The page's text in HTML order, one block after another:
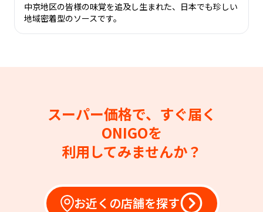
中京地区の皆様の味覚を追及し生まれた、日本でも珍しい
地域密着型のソースです。
スーパー価格で、すぐ届く
ONIGOを
利用してみませんか？
お近くの店舗を探す